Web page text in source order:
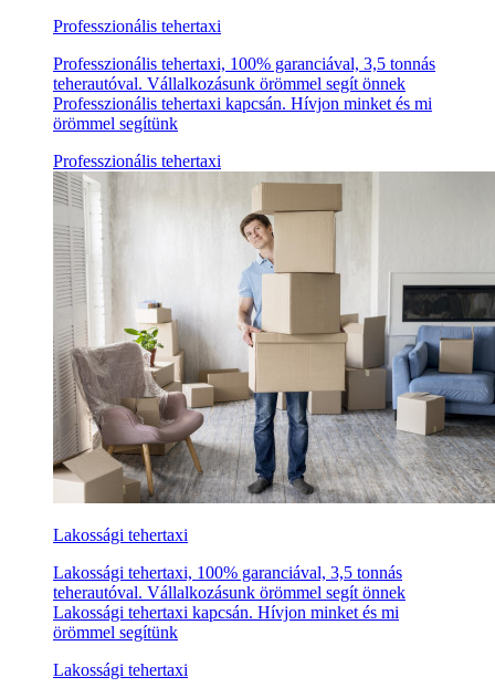
Professzionális tehertaxi
Professzionális tehertaxi, 100% garanciával, 3,5 tonnás
teherautóval. Vállalkozásunk örömmel segít önnek
Professzionális tehertaxi kapcsán. Hívjon minket és mi
örömmel segítünk
Professzionális tehertaxi
Lakossági tehertaxi
Lakossági tehertaxi, 100% garanciával, 3,5 tonnás
teherautóval. Vállalkozásunk örömmel segít önnek
Lakossági tehertaxi kapcsán. Hívjon minket és mi
örömmel segítünk
Lakossági tehertaxi